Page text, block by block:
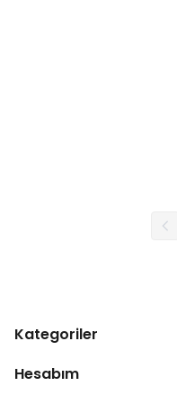
Kategoriler
Hesabım